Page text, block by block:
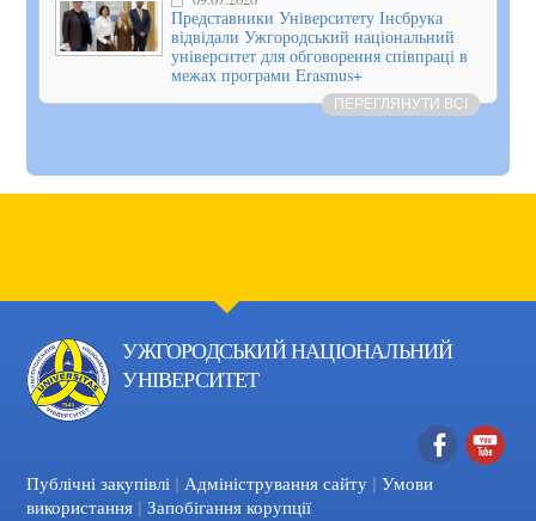
Представники Університету Інсбрука
відвідали Ужгородський національний
університет для обговорення співпраці в
межах програми Erasmus+
ПЕРЕГЛЯНУТИ ВСІ
УЖГОРОДСЬКИЙ НАЦІОНАЛЬНИЙ
УНІВЕРСИТЕТ
Facebook
Публічні закупівлі | Адміністрування сайту | Умови
використання | Запобігання корупції